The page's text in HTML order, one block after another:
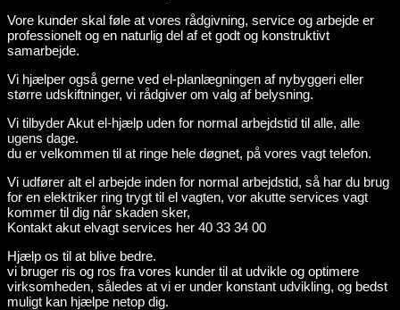
Vore kunder skal føle at vores rådgivning, service og arbejde er
professionelt og en naturlig del af et godt og konstruktivt
samarbejde.
Vi hjælper også gerne ved el-planlægningen af nybyggeri eller
større udskiftninger, vi rådgiver om valg af belysning.
Vi tilbyder Akut el-hjælp uden for normal arbejdstid til alle, alle
ugens dage.
du er velkommen til at ringe hele døgnet, på vores vagt telefon.
Vi udfører alt el arbejde inden for normal arbejdstid, så har du brug
for en elektriker ring trygt til el vagten, vor akutte services vagt
kommer til dig når skaden sker,
Kontakt akut elvagt services her 40 33 34 00
Hjælp os til at blive bedre.
vi bruger ris og ros fra vores kunder til at udvikle og optimere
virksomheden, således at vi er under konstant udvikling, og bedst
muligt kan hjælpe netop dig.